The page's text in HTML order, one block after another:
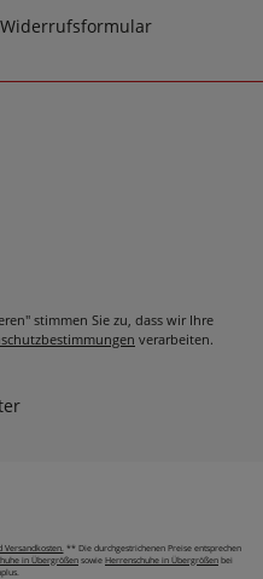
sollen große Schuhe von
und dabei stets zu
stimmen Sie zu, dass wir Ihre
verarbeiten.
Versandkosten. ** Die durchgestrichenen Preise entsprechen
in Übergrößen sowie Herrenschuhe in Übergrößen bei